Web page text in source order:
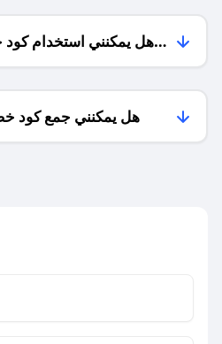
هل يمكنني استخدام
هل يمكنني جمع كود